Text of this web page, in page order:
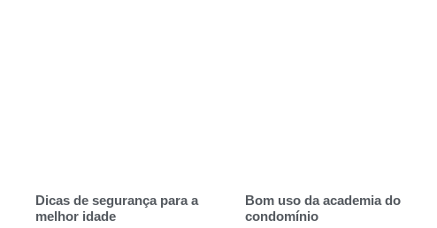
Dicas de segurança para a
melhor idade
Bom uso da academia do
condomínio